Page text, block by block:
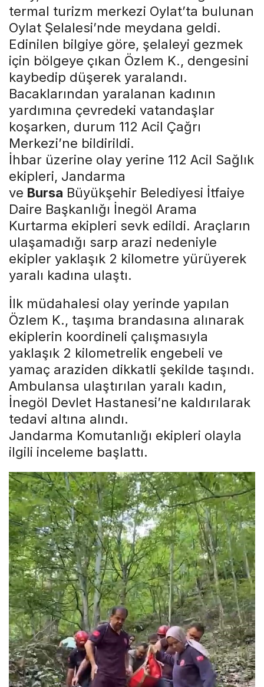
termal turizm merkezi Oylat’ta bulunan
Oylat Şelalesi’nde meydana geldi.
Edinilen bilgiye göre, şelaleyi gezmek
için bölgeye çıkan Özlem K., dengesini
kaybedip düşerek yaralandı.
Bacaklarından yaralanan kadının
yardımına çevredeki vatandaşlar
koşarken, durum 112 Acil Çağrı
Merkezi’ne bildirildi.
İhbar üzerine olay yerine 112 Acil Sağlık
ekipleri, Jandarma
ve Bursa Büyükşehir Belediyesi İtfaiye
Daire Başkanlığı İnegöl Arama
Kurtarma ekipleri sevk edildi. Araçların
ulaşamadığı sarp arazi nedeniyle
ekipler yaklaşık 2 kilometre yürüyerek
yaralı kadına ulaştı.
İlk müdahalesi olay yerinde yapılan
Özlem K., taşıma brandasına alınarak
ekiplerin koordineli çalışmasıyla
yaklaşık 2 kilometrelik engebeli ve
yamaç araziden dikkatli şekilde taşındı.
Ambulansa ulaştırılan yaralı kadın,
İnegöl Devlet Hastanesi’ne kaldırılarak
tedavi altına alındı.
Jandarma Komutanlığı ekipleri olayla
ilgili inceleme başlattı.